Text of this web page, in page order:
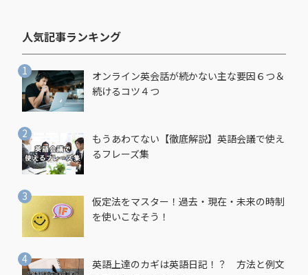
人気記事ランキング​
オンライン英会話が続かない主な要因６つ＆
続けるコツ４つ
もうあわてない【徹底解説】英語会議で使え
るフレーズ集
仮定法をマスター！過去・現在・未来の時制
を使いこなそう！
英語上達のカギは英語日記！？ 方法と例文